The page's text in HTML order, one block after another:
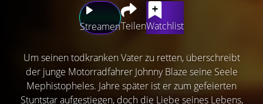
StreamenTeilenWatchlist
Um seinen todkranken Vater zu retten, überschreibt
der junge Motorradfahrer Johnny Blaze seine Seele
Mephistopheles. Jahre später ist er zum gefeierten
Stuntstar aufgestiegen, doch die Liebe seines Lebens,